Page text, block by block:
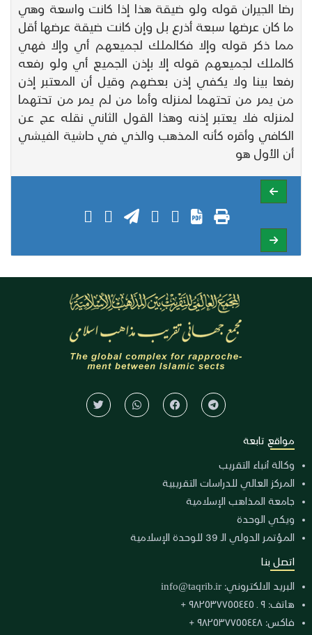
رضا الجيران قوله ولو ضيقة هذا إذا كانت واسعة وهي
ما كان عرضها سبعة أذرع بل وإن كانت ضيقة عرضها أقل
مما ذكر قوله وإلا فكالملك لجميعهم أي وإلا فهي
كالملك لجميعهم قوله إلا بإذن الجميع أي ولو رفعه
رفعا بينا ولا يكفي إذن بعضهم وقيل أن المعتبر إذن
من يمر من تحتهما لمنزله وأما من لم يمر من تحتهما
لمنزله فلا يعتبر إذنه وهذا القول الثاني نقله عج عن
الكافي وأقره كأنه المذهب والذي في حاشية الفيشي
أن الأول هو
مواقع تابعة
وكالة أنباء التقريب
المركز العالي للدراسات التقريبية
جامعة المذاهب الإسلامية
ويكي الوحدة
المؤتمر الدولي الـ 39 للوحدة الإسلامية
اتصل بنا
البريد الالكتروني: info@taqrib.ir
هاتف: ٩ ـ ٩٨٢٥٣٧٧٥٥٤٤٥ +
فاكس: ٩٨٢٥٣٧٧٥٥٤٤٨ +